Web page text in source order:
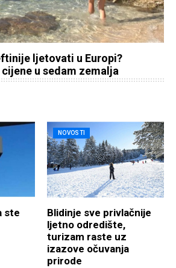
ljetovati u Europi?
u sedam zemalja
ste
NOVOSTI
Blidinje sve privlačnije
ljetno odredište,
turizam raste uz
izazove očuvanja
prirode